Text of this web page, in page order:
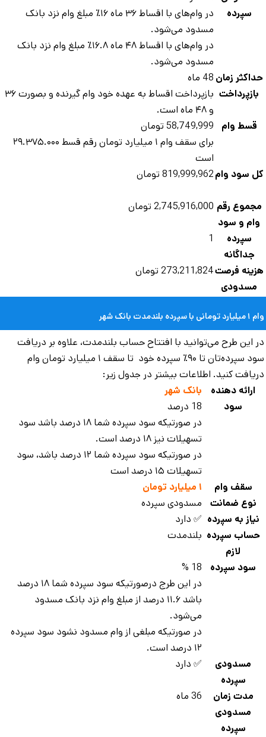
سپرده
در وام‌های با اقساط ۳۶ ماه ۱۶٪ مبلغ وام نزد بانک
مسدود می‌شود.
در وام‌های با اقساط ۴۸ ماه ۱۶.۸٪ مبلغ وام نزد بانک
مسدود می‌شود.
زمان
بازپرداخت
48 ماه
بازپرداخت اقساط به عهده خود وام گیرنده و بصورت ۳۶
قسط وام
58,749,999 تومان
برای سقف وام ۱ میلیارد تومان رقم قسط ۲۹.۳۷۵.۰۰۰
است
سود وام819,999,962 تومان
رقم
و سود
2,745,916,000 تومان
سپرده
جداگانه
فرصت
مسدودی
273,211,824 تومان
بلندمدت بانک شهر
این طرح می‌توانید با افتتاح حساب بلندمدت، علاوه بر دریافت
سود سپرده‌تان تا ۹۰٪ سپرده خود تا سقف ۱ میلیارد تومان وام
کنید. اطلاعات بیشتر در جدول زیر:
ارائه دهنده
بانک شهر
سود
18 درصد
در صورتیکه سود سپرده شما ۱۸ درصد باشد سود
تسهیلات نیز ۱۸ درصد است.
در صورتیکه سود سپرده شما ۱۲ درصد باشد، سود
تسهیلات ۱۵ درصد است
سقف وام
نوع ضمانت
مسدودی سپرده
نیاز به سپرده ✅ دارد
سپرده
لازم
بلندمدت
سود سپرده
18 %
در این طرج درصورتیکه سود سپرده شما ۱۸ درصد
باشد ۱۱.۶ درصد از مبلغ وام نزد بانک مسدود
می‌شود.
در صورتیکه مبلغی از وام مسدود نشود سود سپرده
مسدودی
سپرده
✅ دارد
مدت زمان
مسدودی
سپرده
36 ماه